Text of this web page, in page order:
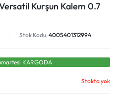
Kurşun Kalem 0.7
Stok Kodu:4005401312994
KARGODA
Stokta yok